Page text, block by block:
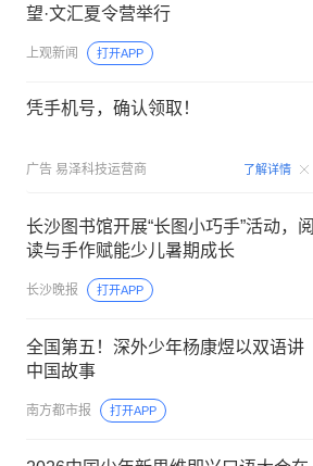
望·文汇夏令营举行
上观新闻 打开APP
凭手机号，确认领取！
广告 易泽科技运营商 了解详情
长沙图书馆开展“长图小巧手”活动，阅
读与手作赋能少儿暑期成长
长沙晚报 打开APP
全国第五！深外少年杨康煜以双语讲
中国故事
南方都市报 打开APP